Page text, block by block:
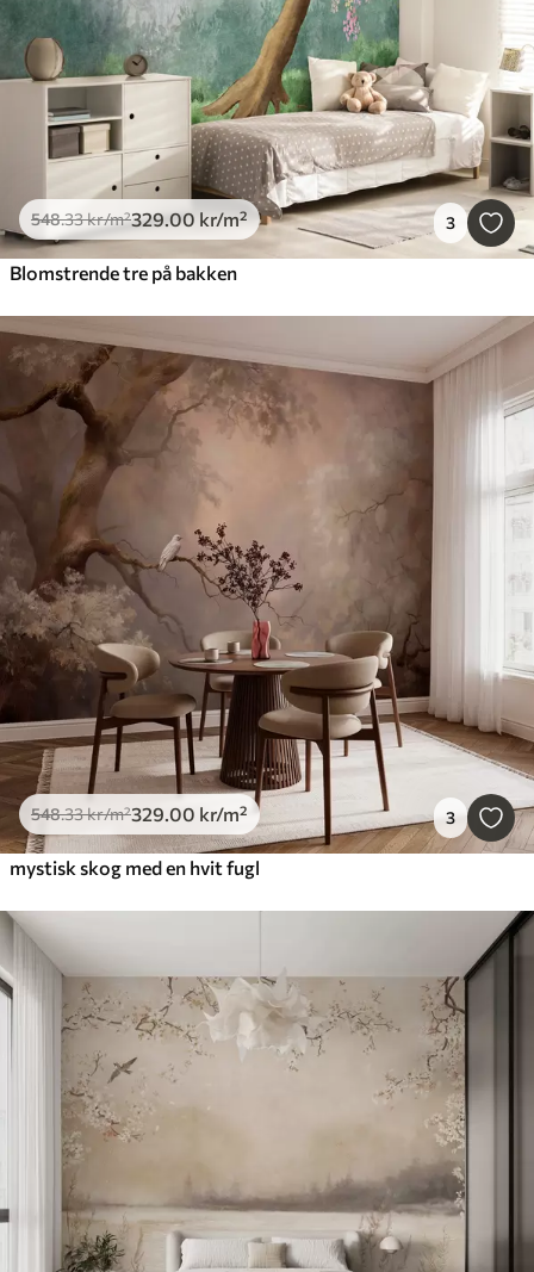
548.33kr/m²329.00 kr/m² 3
Blomstrende tre på bakken
548.33kr/m²329.00 kr/m² 3
mystisk skog med en hvit fugl